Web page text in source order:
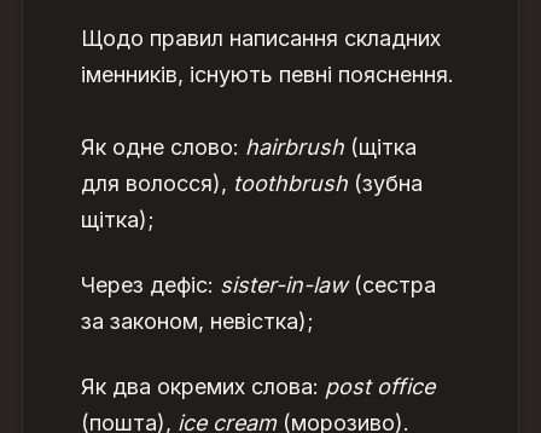
Щодо правил написання складних
іменників, існують певні пояснення.
Як одне слово: hairbrush (щітка
для волосся), toothbrush (зубна
щітка);
Через дефіс: sister-in-law(сестра
за законом, невістка);
Як два окремих слова: post office
(пошта), ice cream(морозиво).